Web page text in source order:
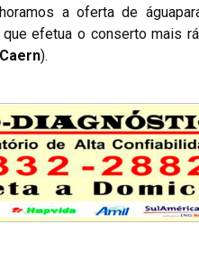
a oferta de
efetua o conserto mais
).